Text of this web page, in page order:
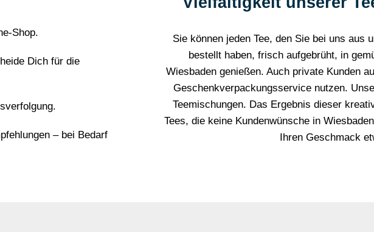
Shop.
Dich für die
– bei Bedarf
Sie können jeden Tee, den Sie bei uns aus
bestellt haben, frisch aufgebrüht, in
Wiesbaden genießen. Auch private Kunden
Geschenkverpackungsservice nutzen.
Teemischungen. Das Ergebnis dieser
Tees, die keine Kundenwünsche in
Ihren Geschmack